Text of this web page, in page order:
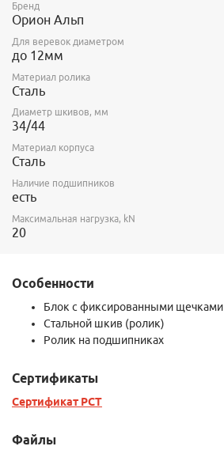
Бренд
Орион Альп
Для веревок диаметром
до 12мм
Материал ролика
Сталь
Диаметр шкивов, мм
34/44
Материал корпуса
Сталь
Наличие подшипников
есть
Максимальная нагрузка, kN
20
Особенности
Блок с фиксированными щечками
Стальной шкив (ролик)
Ролик на подшипниках
Сертификаты
Сертификат РСТ
Файлы